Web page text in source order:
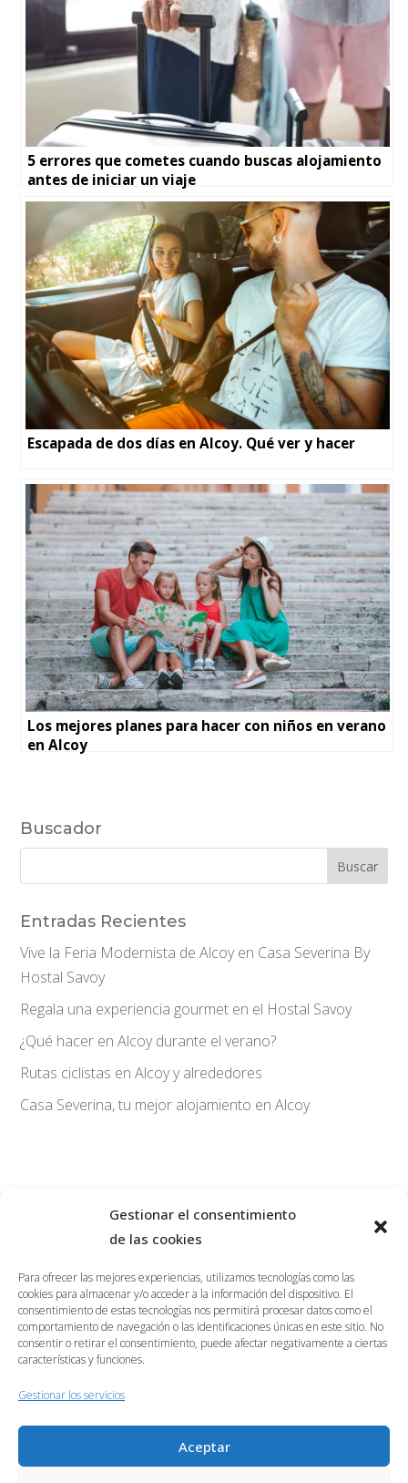
Gestionar el consentimiento
de las cookies
Para ofrecer las mejores experiencias, utilizamos tecnologías como las
cookies para almacenar y/o acceder a la información del dispositivo. El
consentimiento de estas tecnologías nos permitirá procesar datos como el
comportamiento de navegación o las identificaciones únicas en este sitio. No
consentir o retirar el consentimiento, puede afectar negativamente a ciertas
características y funciones.
Gestionar los servicios
Aceptar
5 errores que cometes cuando buscas alojamiento
antes de iniciar un viaje
Escapada de dos días en Alcoy. Qué ver y hacer
Los mejores planes para hacer con niños en verano
en Alcoy
Buscador
Entradas Recientes
Vive la Feria Modernista de Alcoy en Casa Severina By
Hostal Savoy
Regala una experiencia gourmet en el Hostal Savoy
¿Qué hacer en Alcoy durante el verano?
Rutas ciclistas en Alcoy y alrededores
Casa Severina, tu mejor alojamiento en Alcoy
656323488
BLOG
RESERVAR
Carrer Casa Blanca, 26, 03801, Alcoi (Alacant)
© 2018 Copyright Hostal Savoy |Política de Privacidad|